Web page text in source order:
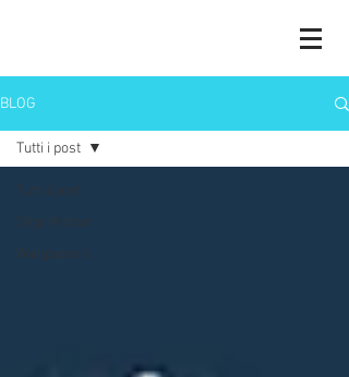
BLOG
Stop Motion
Wallpapers
Tutti i post